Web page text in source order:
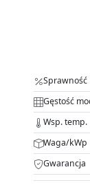
Sprawność
Gęstość
Wsp. temp.
Waga/kWp
Gwarancja